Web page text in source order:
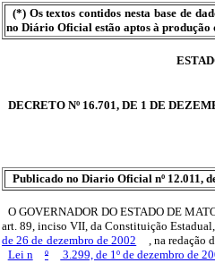
(*) Os textos contidos nesta base de
no Diário Oficial estão aptos à produção
DECRETO Nº 16.701, DE 1 DE
Publicado no Diario Oficial nº 12.011,
O GOVERNADOR DO ESTADO DE
art. 89, inciso VII, da Constituição
de 26 de dezembro de 2002
, na redação
Lei n
º 3.299, de 1º de dezembro de